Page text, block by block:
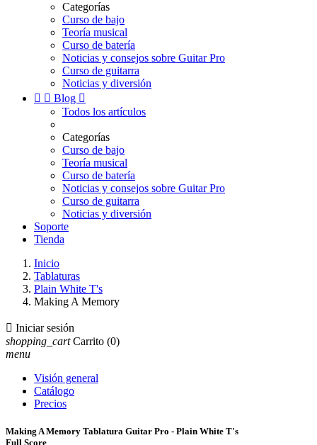
Categorías
Curso de bajo
Teoría musical
Curso de batería
Noticias y consejos sobre Guitar Pro
Curso de guitarra
Noticias y diversión
  Blog 
Todos los artículos
Categorías
Curso de bajo
Teoría musical
Curso de batería
Noticias y consejos sobre Guitar Pro
Curso de guitarra
Noticias y diversión
Soporte
Tienda
Inicio
Tablaturas
Plain White T's
Making A Memory
 Iniciar sesión
shopping_cart Carrito (0)
menu
Visión general
Catálogo
Precios
Making A Memory Tablatura Guitar Pro - Plain White T's
Full Score